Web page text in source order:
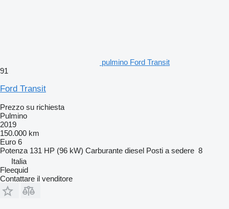
pulmino Ford Transit
91
Ford Transit
Prezzo su richiesta
Pulmino
2019
150.000 km
Euro 6
Potenza 131 HP (96 kW) Carburante diesel Posti a sedere 8
Italia
Fleequid
Contattare il venditore